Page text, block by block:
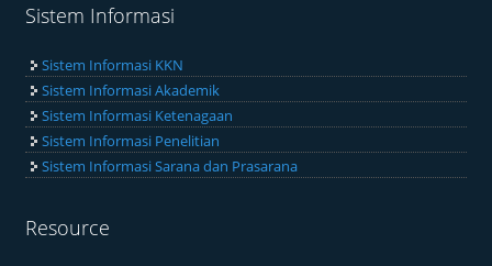
Sistem Informasi
Sistem Informasi KKN
Sistem Informasi Akademik
Sistem Informasi Ketenagaan
Sistem Informasi Penelitian
Sistem Informasi Sarana dan Prasarana
Resource